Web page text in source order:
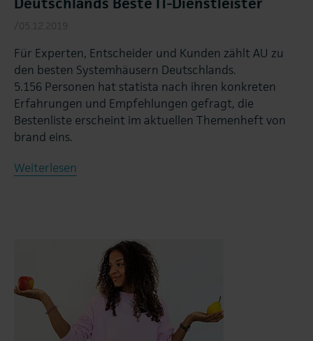
/05.12.2019
Für Experten, Entscheider und Kunden zählt AU zu
den besten Systemhäusern Deutschlands.
5.156 Personen hat statista nach ihren konkreten
Erfahrungen und Empfehlungen gefragt, die
Bestenliste erscheint im aktuellen Themenheft von
brand eins.
Weiterlesen